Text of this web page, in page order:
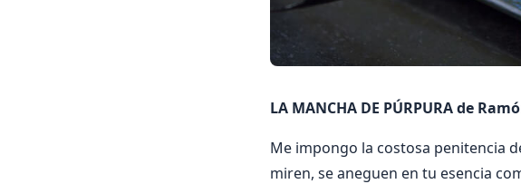
LA MANCHA DE PÚRPURA de
Me impongo la costosa penitencia
miren, se aneguen en tu esencia